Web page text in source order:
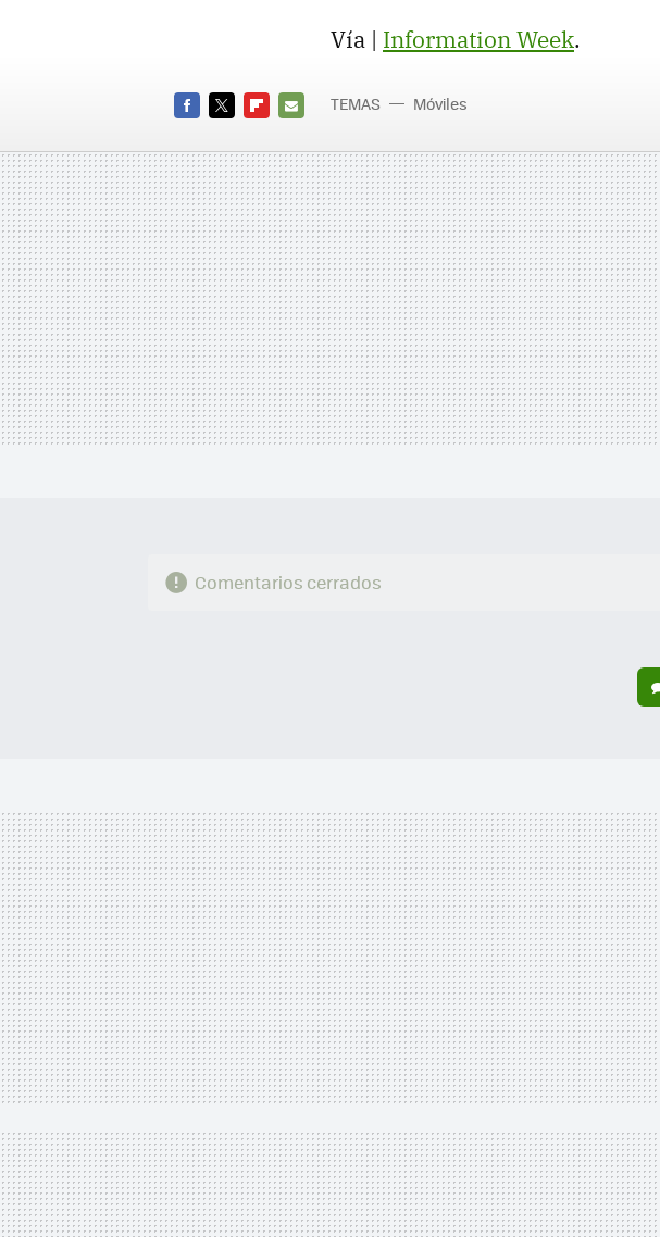
Vía | Information Week.
MAIL
TEMAS Móviles
Comentarios cerrados